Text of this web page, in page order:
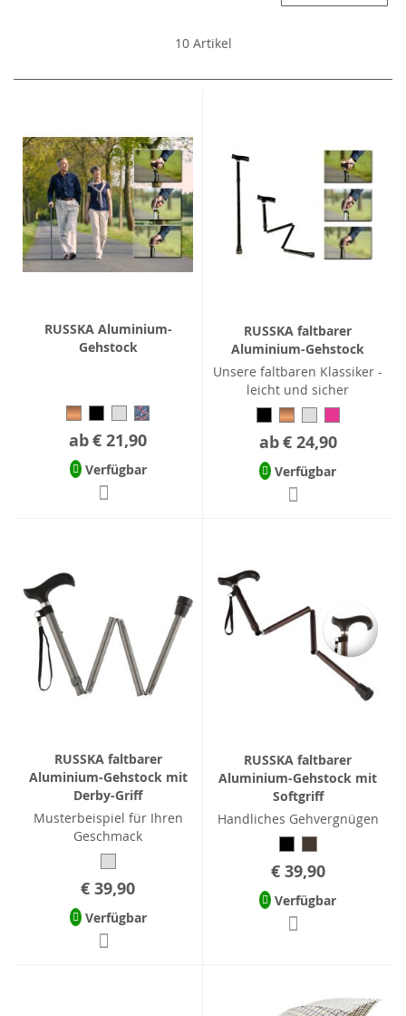
10Artikel
RUSSKA Aluminium-
Gehstock
ab€ 21,90
Verfügbar
RUSSKA faltbarer
Aluminium-Gehstock
Unsere faltbaren Klassiker -
leicht und sicher
ab€ 24,90
Verfügbar
RUSSKA faltbarer
Aluminium-Gehstock mit
Derby-Griff
Musterbeispiel für Ihren
Geschmack
€ 39,90
Verfügbar
RUSSKA faltbarer
Aluminium-Gehstock mit
Softgriff
Handliches Gehvergnügen
€ 39,90
Verfügbar